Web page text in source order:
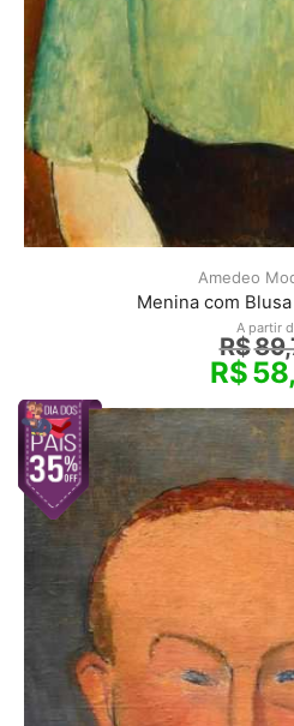
Amedeo
Menina com Blusa
A partir
R$
R$